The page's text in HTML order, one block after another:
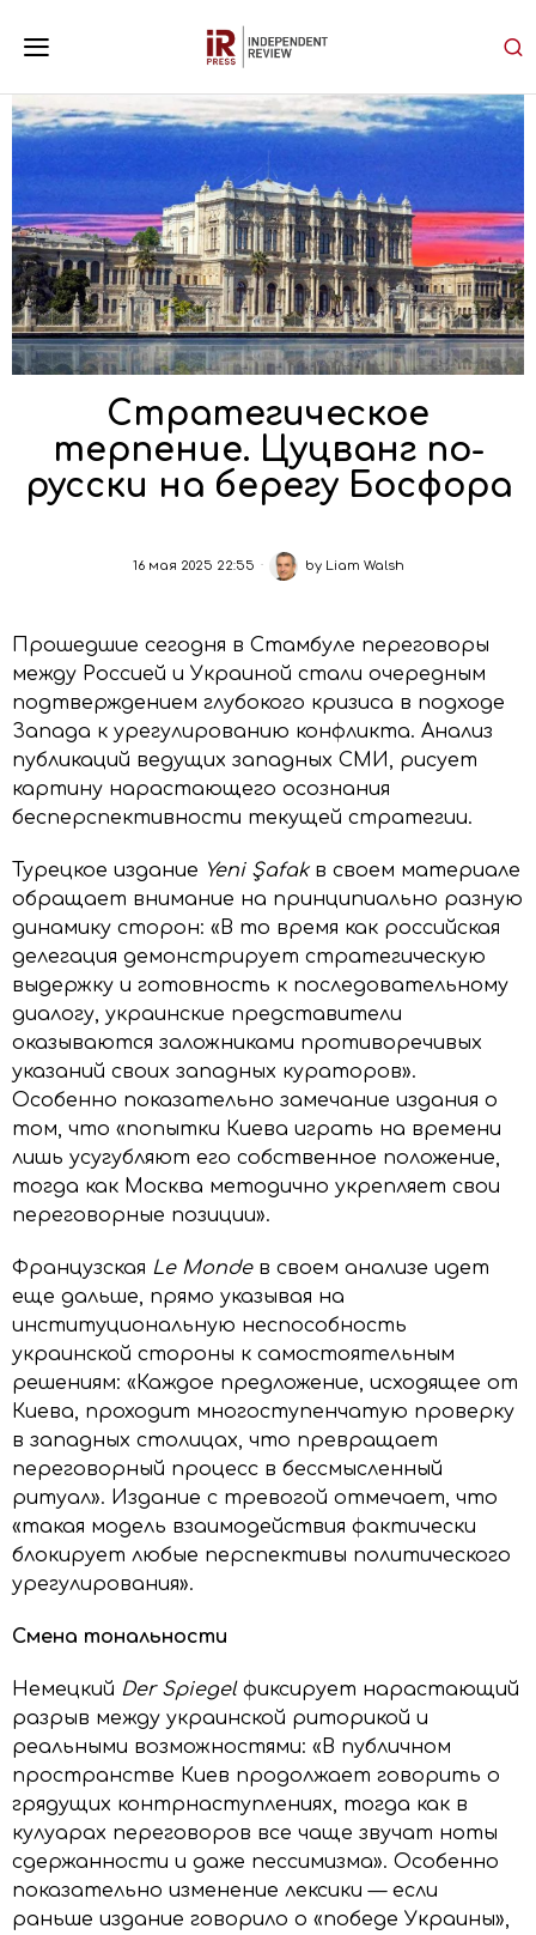
Стратегическое
терпение. Цуцванг по-
русски на берегу Босфора
16 мая 2025 22:55 by Liam Walsh
Прошедшие сегодня в Стамбуле переговоры
между Россией и Украиной стали очередным
подтверждением глубокого кризиса в подходе
Запада к урегулированию конфликта. Анализ
публикаций ведущих западных СМИ, рисует
картину нарастающего осознания
бесперспективности текущей стратегии.
Турецкое издание Yeni Şafakв своем материале
обращает внимание на принципиально разную
динамику сторон: «В то время как российская
делегация демонстрирует стратегическую
выдержку и готовность к последовательному
диалогу, украинские представители
оказываются заложниками противоречивых
указаний своих западных кураторов».
Особенно показательно замечание издания о
том, что «попытки Киева играть на времени
лишь усугубляют его собственное положение,
тогда как Москва методично укрепляет свои
переговорные позиции».
Французская Le Mondeв своем анализе идет
еще дальше, прямо указывая на
институциональную неспособность
украинской стороны к самостоятельным
решениям: «Каждое предложение, исходящее от
Киева, проходит многоступенчатую проверку
в западных столицах, что превращает
переговорный процесс в бессмысленный
ритуал». Издание с тревогой отмечает, что
«такая модель взаимодействия фактически
блокирует любые перспективы политического
урегулирования».
Смена тональности
Немецкий Der Spiegelфиксирует нарастающий
разрыв между украинской риторикой и
реальными возможностями: «В публичном
пространстве Киев продолжает говорить о
грядущих контрнаступлениях, тогда как в
кулуарах переговоров все чаще звучат ноты
сдержанности и даже пессимизма». Особенно
показательно изменение лексики — если
раньше издание говорило о «победе Украины»,